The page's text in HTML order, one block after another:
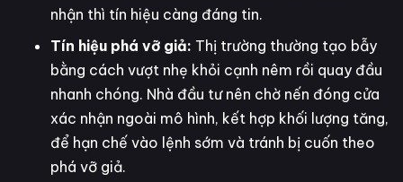
nhận thì tín hiệu càng đáng tin.
Tín hiệu phá vỡ giả: Thị trường thường tạo bẫy
bằng cách vượt nhẹ khỏi cạnh nêm rồi quay đầu
nhanh chóng. Nhà đầu tư nên chờ nến đóng cửa
xác nhận ngoài mô hình, kết hợp khối lượng tăng,
để hạn chế vào lệnh sớm và tránh bị cuốn theo
phá vỡ giả.